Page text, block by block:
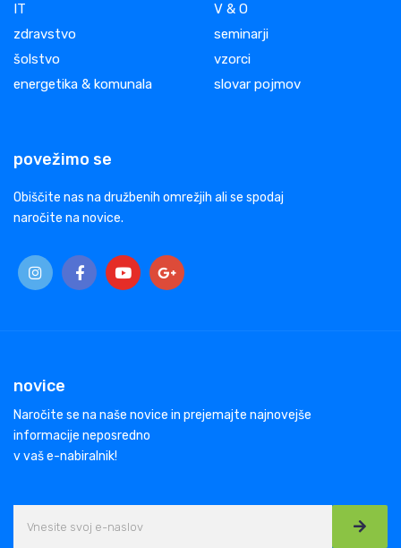
IT
zdravstvo
šolstvo
energetika & komunala
V & O
seminarji
vzorci
slovar pojmov
povežimo se
Obiščite nas na družbenih omrežjih ali se spodaj
naročite na novice.
novice
Naročite se na naše novice in prejemajte najnovejše
informacije neposredno
v vaš e-nabiralnik!